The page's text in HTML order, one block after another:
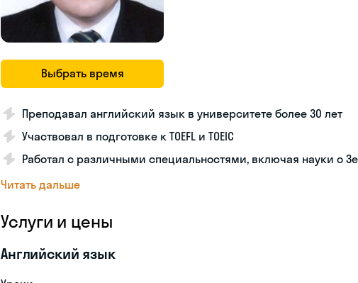
Выбрать время
Преподавал английский язык в университете более 30 лет
Участвовал в подготовке к TOEFL и TOEIC
Работал с различными специальностями, включая науки о
Читать дальше
Услуги и цены
Английский язык